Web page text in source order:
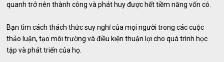
quanh trở nên thành công và phát huy được hết tiềm năng vốn có.
Bạn tìm cách thách thức suy nghĩ của mọi người trong các cuộc
thảo luận, tạo môi trường và điều kiện thuận lợi cho quá trình học
tập và phát triển của họ.